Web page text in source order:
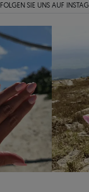
FOLGEN SIE UNS AUF